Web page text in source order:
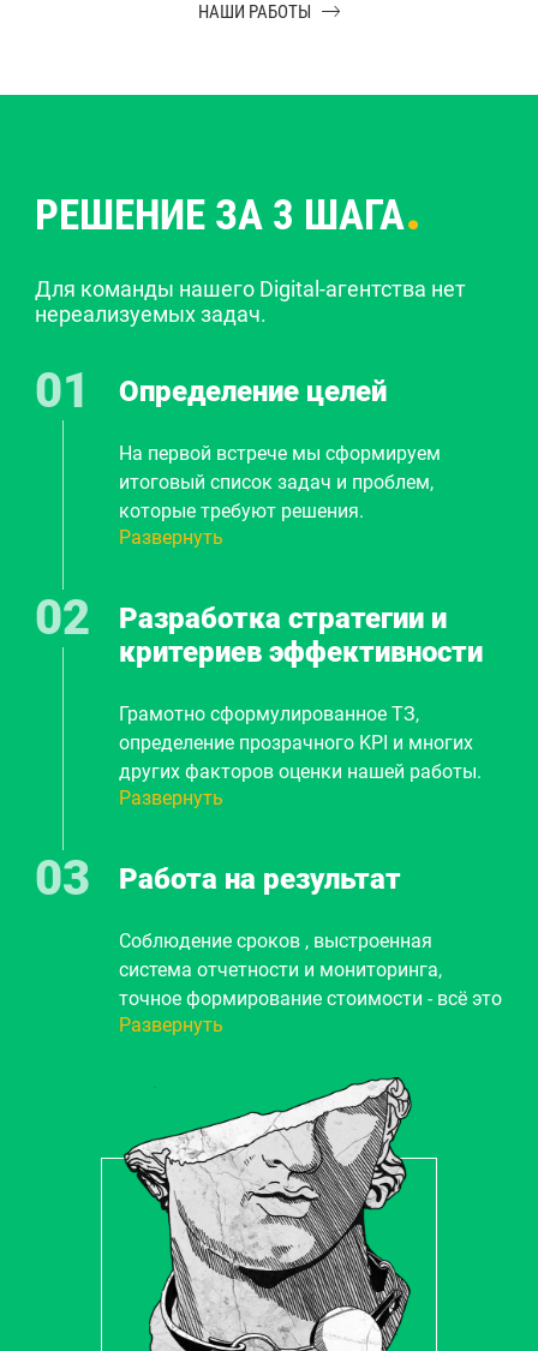
НАШИ РАБОТЫ
РЕШЕНИЕ ЗА 3 ШАГА.
Для команды нашего Digital-агентства нет
нереализуемых задач.
Определение целей
На первой встрече мы сформируем
итоговый список задач и проблем,
которые требуют решения.
Предварительно обговорим методы,
Развернуть
Разработка стратегии и
критериев эффективности
Грамотно сформулированное ТЗ,
определение прозрачного KPI и многих
других факторов оценки нашей работы.
Составление плана продвижения вашего
дальнейшая работка, как будет
Развернуть
Работа на результат
Соблюдение сроков , выстроенная
система отчетности и мониторинга,
точное формирование стоимости - всё это
гарантия 100% решения вашей задачи.
Развернуть